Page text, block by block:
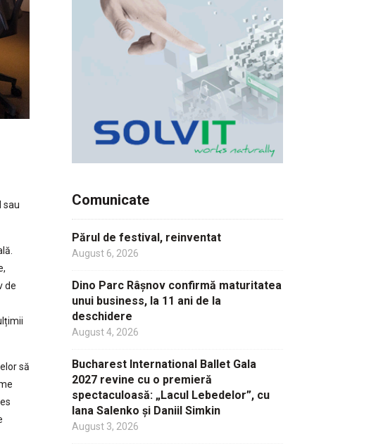
sau
de
să
Comunicate
Părul de festival, reinventat
August 6, 2026
Dino Parc Râșnov confirmă maturitatea
unui business, la 11 ani de la
deschidere
August 4, 2026
Bucharest International Ballet Gala
2027 revine cu o premieră
spectaculoasă: „Lacul Lebedelor”, cu
Iana Salenko și Daniil Simkin
August 3, 2026